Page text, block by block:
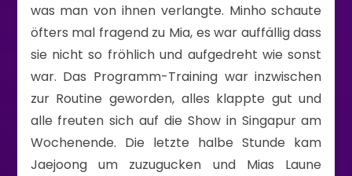
was man von ihnen verlangte. Minho schaute
öfters mal fragend zu Mia, es war auffällig dass
sie nicht so fröhlich und aufgedreht wie sonst
war. Das Programm-Training war inzwischen
zur Routine geworden, alles klappte gut und
alle freuten sich auf die Show in Singapur am
Wochenende. Die letzte halbe Stunde kam
Jaejoong um zuzugucken und Mias Laune